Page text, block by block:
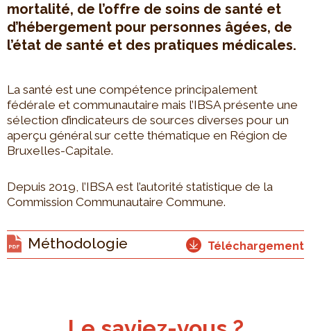
mortalité, de l’offre de soins de santé et
d’hébergement pour personnes âgées, de
l’état de santé et des pratiques médicales.
La santé est une compétence principalement
fédérale et communautaire mais l’IBSA présente une
sélection d’indicateurs de sources diverses pour un
aperçu général sur cette thématique en Région de
Bruxelles-Capitale.
Depuis 2019, l’IBSA est l’autorité statistique de la
Commission Communautaire Commune.
Méthodologie Téléchargement